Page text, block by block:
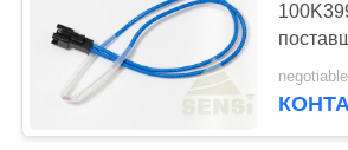
тостера